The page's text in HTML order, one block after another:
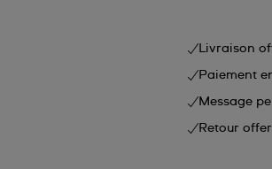
Livraison
Paiement
Message
Retour